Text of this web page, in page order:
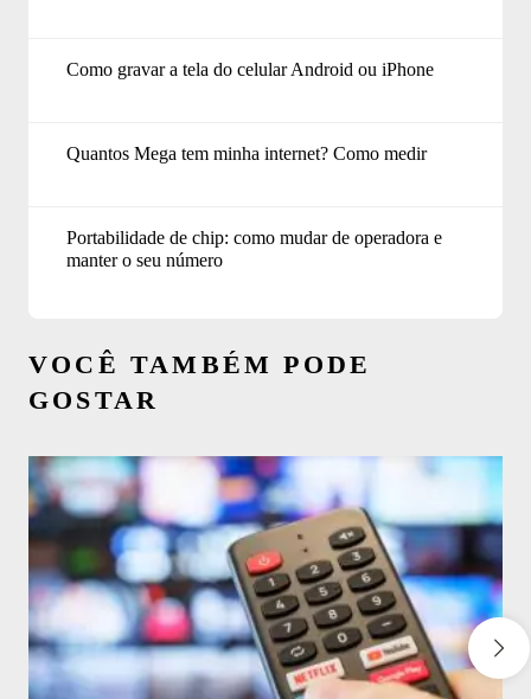
Como gravar a tela do celular Android ou iPhone
Quantos Mega tem minha internet? Como medir
Portabilidade de chip: como mudar de operadora e
manter o seu número
VOCÊ TAMBÉM PODE
GOSTAR